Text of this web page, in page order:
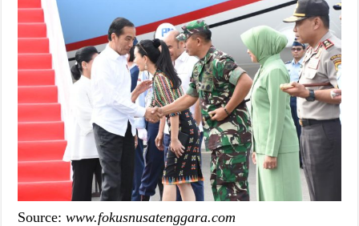
Source:www.fokusnusatenggara.com